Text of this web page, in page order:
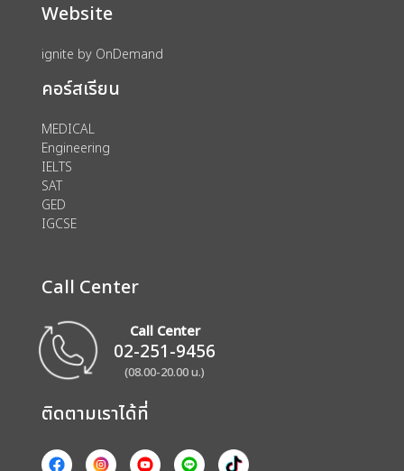
Website
ignite by OnDemand
คอร์สเรียน
MEDICAL
Engineering
IELTS
SAT
GED
IGCSE
Call Center
Call Center
02-251-9456
(08.00-20.00 น.)
ติดตามเราได้ที่